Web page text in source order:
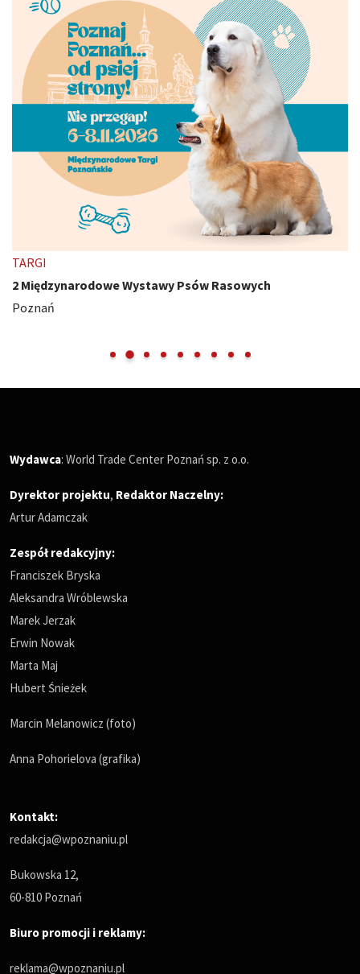
TARGI
2 Międzynarodowe Wystawy Psów Rasowych
Poznań
Wydawca: World Trade Center Poznań sp. z o.o.
Dyrektor projektu, Redaktor Naczelny:
Artur Adamczak
Zespół redakcyjny:
Franciszek Bryska
Aleksandra Wróblewska
Marek Jerzak
Erwin Nowak
Marta Maj
Hubert Śnieżek
Marcin Melanowicz (foto)
Anna Pohorielova (grafika)
Kontakt:
redakcja@wpoznaniu.pl
Bukowska 12,
60-810 Poznań
Biuro promocji i reklamy:
reklama@wpoznaniu.pl